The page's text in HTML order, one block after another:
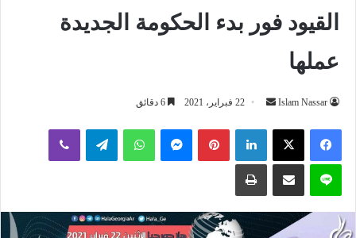
القيود فور بدء الحكومة الجديدة
عملها
Islam Nassar
أرسل
إلكترونيا
22 فبراير، 2021
لينكدإن بينتيريستماسنجر واتساب تيلقرام ڤايبر
لاين مشاركة عبر البريد طباعة